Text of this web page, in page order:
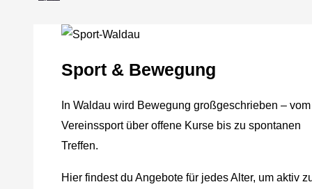
Sport & Bewegung
In Waldau wird Bewegung großgeschrieben – vom
Vereinssport über offene Kurse bis zu spontanen
Treffen.
Hier findest du Angebote für jedes Alter, um aktiv